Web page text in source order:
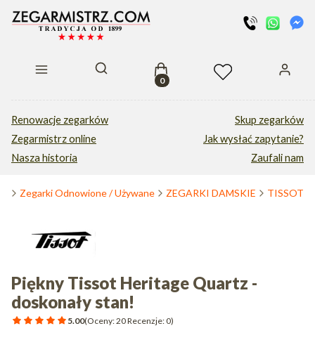
Otwórz wyszukiwarkęProdukty w koszyku: 0. Zobacz
Renowacje zegarków
Zegarmistrz online
Nasza historia
Skup zegarków
Jak wysłać zapytanie?
Zaufali nam
Zegarki Odnowione / Używane ZEGARKI DAMSKIE TISSOT
Piękny Tissot Heritage Quartz -
doskonały stan!
5.00(Oceny: 20 Recenzje: 0)